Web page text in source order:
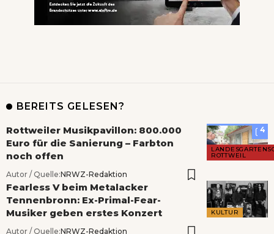
BEREITS GELESEN?
4
ROTTWEIL
Rottweiler Musikpavillon: 800.000
Euro für die Sanierung – Farbton
noch offen
Autor / Quelle:NRWZ-Redaktion
KULTUR
Fearless V beim Metalacker
Tennenbronn: Ex-Primal-Fear-
Musiker geben erstes Konzert
Autor / Quelle:NRWZ-Redaktion